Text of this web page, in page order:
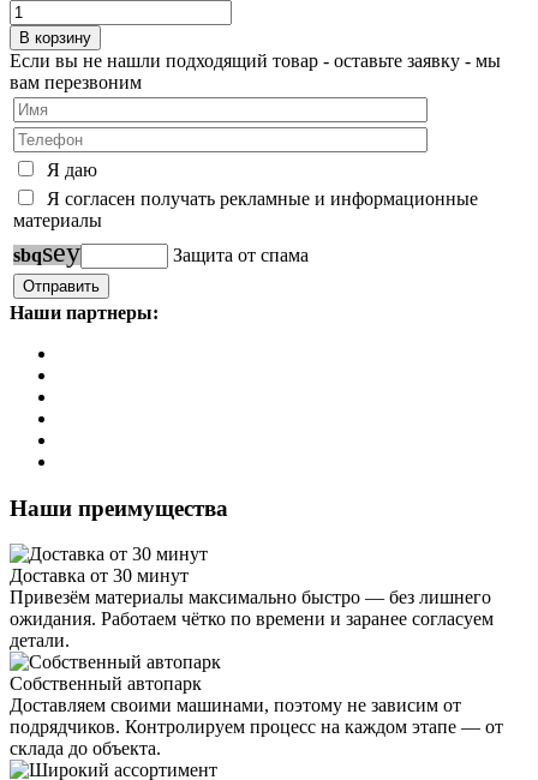
Если вы не нашли подходящий товар - оставьте заявку - мы
вам перезвоним
Я даю
Я согласен получать рекламные и информационные
материалы
sbqsey Защита от спама
Наши партнеры:
Наши преимущества
Доставка от 30 минут
Привезём материалы максимально быстро — без лишнего
ожидания. Работаем чётко по времени и заранее согласуем
детали.
Собственный автопарк
Доставляем своими машинами, поэтому не зависим от
подрядчиков. Контролируем процесс на каждом этапе — от
склада до объекта.